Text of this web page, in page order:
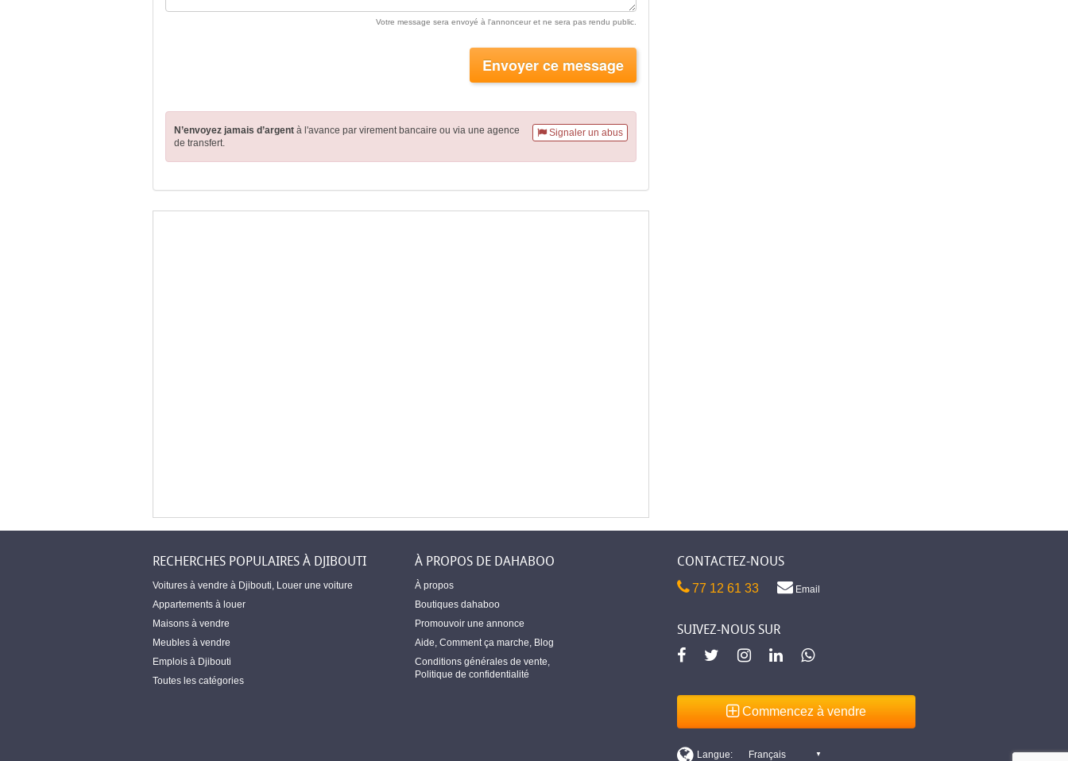
Votre message sera envoyé à l'annonceur et ne sera pas rendu public.
Envoyer ce message
Signaler un abus
N’envoyez jamais d’argent à l'avance par virement bancaire ou via une agence
de transfert.
RECHERCHES POPULAIRES À DJIBOUTI
Voitures à vendre à Djibouti Louer une voiture
Appartements à louer
Maisons à vendre
Meubles à vendre
Emplois à Djibouti
Toutes les catégories
À PROPOS DE DAHABOO
À propos
Boutiques dahaboo
Promouvoir une annonce
Aide Comment ça marche Blog
Conditions générales de vente
Politique de confidentialité
CONTACTEZ-NOUS
77 12 61 33 Email
SUIVEZ-NOUS SUR
Commencez à vendre